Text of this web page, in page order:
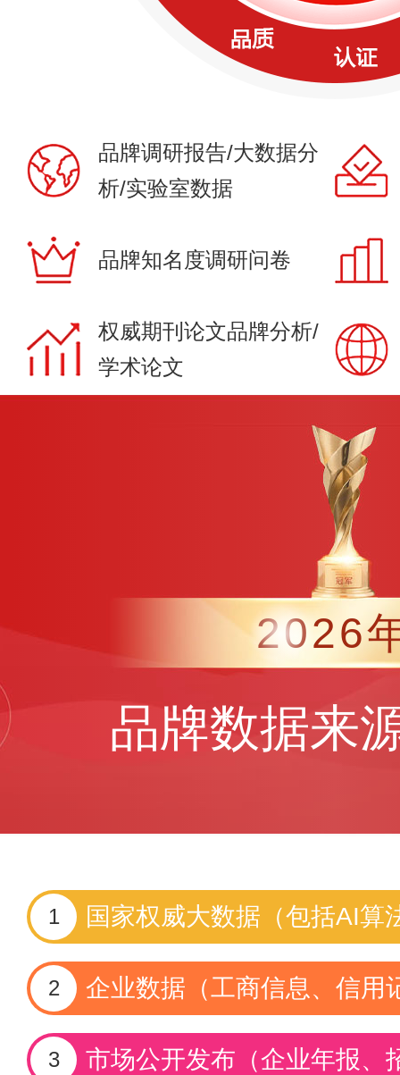
品牌调研报告/大数据分
析/实验室数据
品牌知名度调研问卷
权威期刊论文品牌分析/
学术论文
2026
品牌数据来
1 国家权威大数据（包括AI算
2 企业数据（工商信息、信用
3 市场公开发布（企业年报、